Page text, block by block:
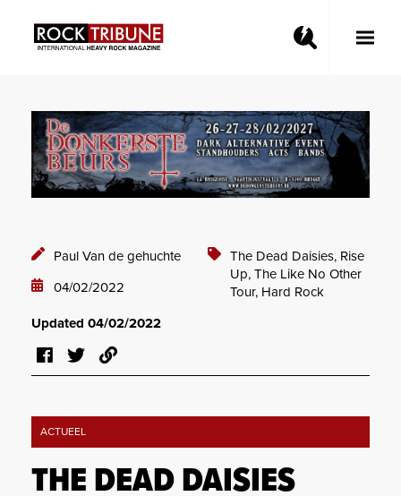
Toggle
Paul Van de gehuchte
04/02/2022
The Dead Daisies, Rise
Up, The Like No Other
Tour, Hard Rock
Updated 04/02/2022
ACTUEEL
THE DEAD DAISIES